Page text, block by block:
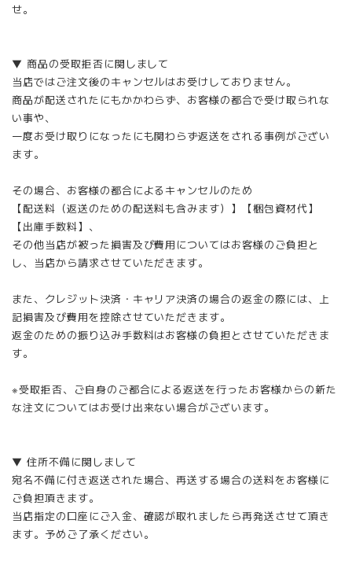
せ。
▼ 商品の受取拒否に関しまして
当店ではご注文後のキャンセルはお受けしておりません。
商品が配送されたにもかかわらず、お客様の都合で受け取られな
い事や、
一度お受け取りになったにも関わらず返送をされる事例がござい
ます。
その場合、お客様の都合によるキャンセルのため
【配送料（返送のための配送料も含みます）】【梱包資材代】
【出庫手数料】、
その他当店が被った損害及び費用についてはお客様のご負担と
し、当店から請求させていただきます。
また、クレジット決済・キャリア決済の場合の返金の際には、上
記損害及び費用を控除させていただきます。
返金のための振り込み手数料はお客様の負担とさせていただきま
す。
※受取拒否、ご自身のご都合による返送を行ったお客様からの新た
な注文についてはお受け出来ない場合がございます。
▼ 住所不備に関しまして
宛名不備に付き返送された場合、再送する場合の送料をお客様に
ご負担頂きます。
当店指定の口座にご入金、確認が取れましたら再発送させて頂き
ます。予めご了承ください。